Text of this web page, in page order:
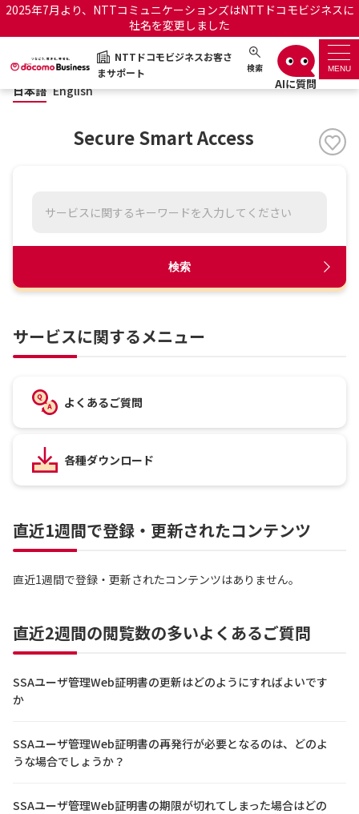
2025年7月より、NTTコミュニケーションズはNTTドコモビジネスに
社名を変更しました
NTTドコモビジネスお客さ
まサポート
検索 MENU
NTTドコモビジネスお客さまサポート 日本語 English
サポートトップ
サービス名から探す
OCNのお客さまはこちら
ビス
オフィシャルサイト
日本語 English
Secure Smart Access
検索
サービスに関するメニュー
よくあるご質問
各種ダウンロード
直近1週間で登録・更新されたコンテンツ
直近1週間で登録・更新されたコンテンツはありません。
直近2週間の閲覧数の多いよくあるご質問
SSAユーザ管理Web証明書の更新はどのようにすればよいです
か
SSAユーザ管理Web証明書の再発行が必要となるのは、どのよ
うな場合でしょうか？
SSAユーザ管理Web証明書の期限が切れてしまった場合はどの